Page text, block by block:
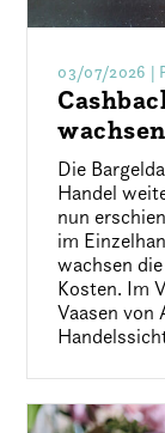
03/07/2026 |
Die
Handel
nun
im
wachsen
Kosten. Im
Vaasen von